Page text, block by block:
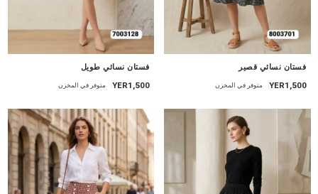
فستان نسائي قصير
YER1,500 متوفر في المخزن
فستان نسائي طويل
YER1,500 متوفر في المخزن